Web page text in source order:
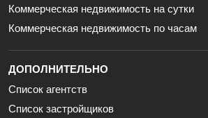
Коммерческая недвижимость на сутки
Коммерческая недвижимость по часам
ДОПОЛНИТЕЛЬНО
Список агентств
Список застройщиков